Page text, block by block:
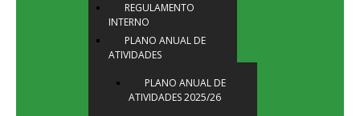
REGULAMENTO
INTERNO
PLANO ANUAL DE
ATIVIDADES
PLANO ANUAL DE
ATIVIDADES 2025/26